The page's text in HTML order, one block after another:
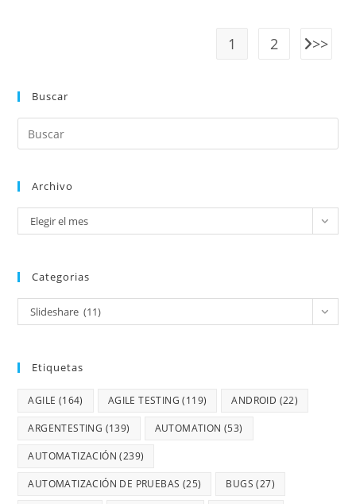
1 2
Buscar
Archivo
Elegir el mes
Categorias
Slideshare (11)
Etiquetas
AGILE (164) AGILE TESTING (119) ANDROID (22)
ARGENTESTING (139) AUTOMATION (53)
AUTOMATIZACIÓN (239)
AUTOMATIZACIÓN DE PRUEBAS (25) BUGS (27)